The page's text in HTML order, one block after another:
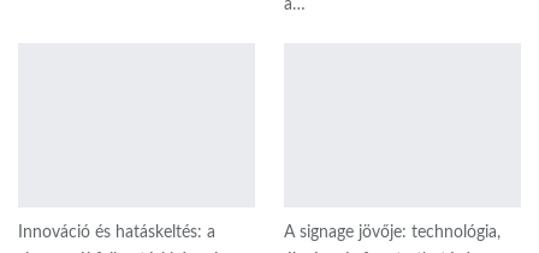
a…
Innováció és hatáskeltés: a
A signage jövője: technológia,